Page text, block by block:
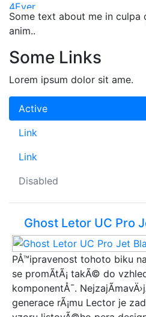
4Ever
Maxbike
Lapierre
KTM
Apache
Mayo
Superior
Kona
Pells
Tern
Volare
Galaxy
MMR
Amulet
Dahon
Norco
Wilier
DHS
Denver
Some text about me in
anim..
Some Links
Lorem ipsum dolor sit ame.
Active
Link
Link
Disabled
Ghost Letor UC Pro
PÅ™ipravenost tohoto biku
se promÃ­tÃ¡ takÃ© do
komponentÅ¯.
generace rÃ¡mu Lector je